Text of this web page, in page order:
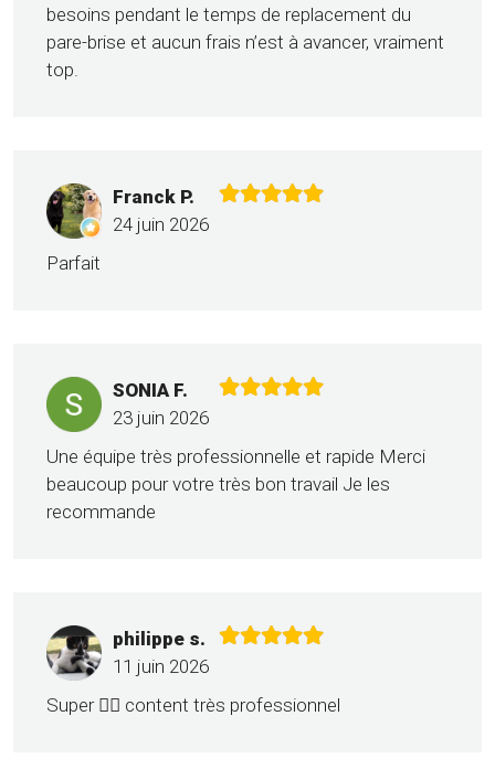
besoins pendant le temps de replacement du
pare-brise et aucun frais n’est à avancer, vraiment
top.
Franck P.
24 juin 2026
Parfait
SONIA F.
23 juin 2026
Une équipe très professionnelle et rapide Merci
beaucoup pour votre très bon travail Je les
recommande
philippe s.
11 juin 2026
Super 👍🏼 content très professionnel